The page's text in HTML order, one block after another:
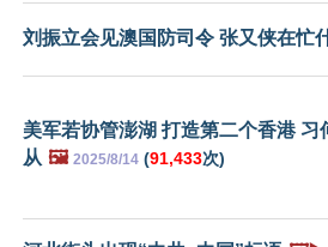
刘振立会见澳国防司令 张又侠在忙
美军若协管澎湖 打造第二个香港 习
从 🖼️ 2025/8/14 (91,433次)